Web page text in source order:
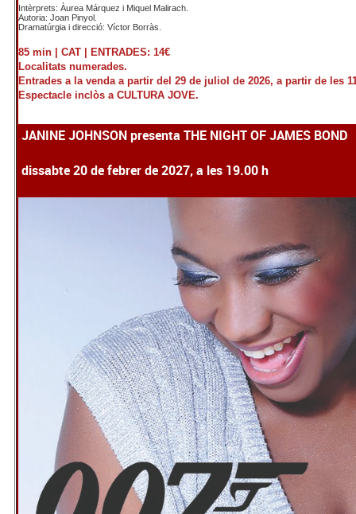
Intèrprets: Àurea Márquez i Miquel Malirach.
Autoria: Joan Pinyol.
Dramatúrgia i direcció: Víctor Borràs.
85 min | CAT |
ENTRADES: 14€
Localitats numerades.
Entrades a la venda a partir del 29 de juliol de 2026, a partir de les
Espectacle inclòs a CULTURA JOVE.
JANINE JOHNSON presenta THE NIGHT OF JAMES BOND
dissabte 20 de febrer de 2027, a les 19.00 h